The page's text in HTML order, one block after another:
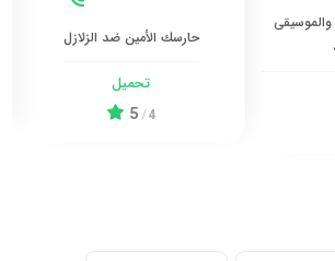
حارسك الأمين ضد الزلازل
تحميل
4
/
5